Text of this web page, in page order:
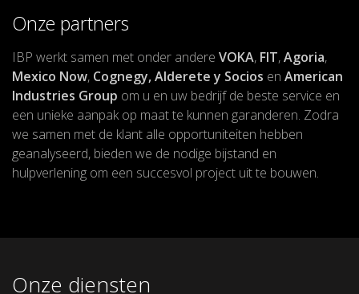
Onze partners
IBP werkt samen met onder andere VOKA, FIT,Agoria,
Mexico Now, Cognegy, Alderete y Socios en American
Industries Group om u en uw bedrijf de beste service en
een unieke aanpak op maat te kunnen garanderen. Zodra
we samen met de klant alle opportuniteiten hebben
geanalyseerd, bieden we de nodige bijstand en
hulpverlening om een succesvol project uit te bouwen.
Onze diensten